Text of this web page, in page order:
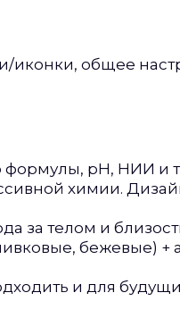
иконки, общее
формулы, pH, НИИ и
химии.
за телом и
бежевые) +
и для